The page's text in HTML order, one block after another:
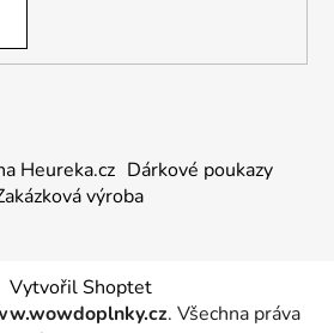
Heureka.cz Dárkové poukazy
výroba
Vytvořil Shoptet
. Všechna práva